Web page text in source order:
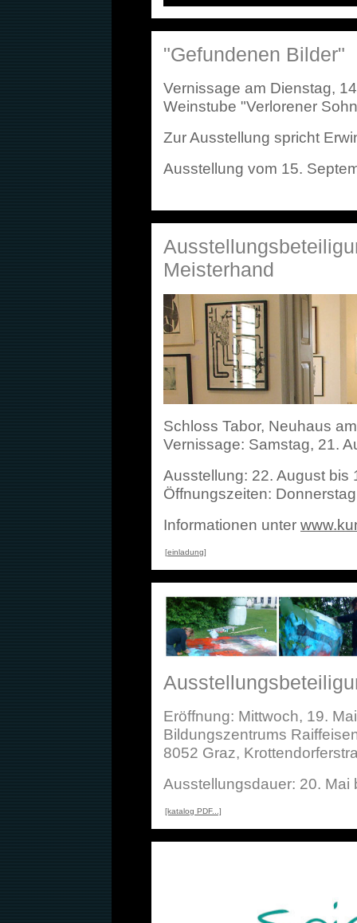
"Gefundenen Bilder"
Vernissage am Dienstag,
Weinstube "Verlorener
Zur Ausstellung spricht
Ausstellung vom 15.
Meisterhand
Schloss Tabor, Neuhaus
Vernissage: Samstag, 21.
Ausstellung: 22. August bis
Öffnungszeiten:
Informationen unter
[einladung]
Eröffnung: Mittwoch, 19.
Bildungszentrums
8052 Graz,
Ausstellungsdauer: 20. Mai
[katalog PDF...]